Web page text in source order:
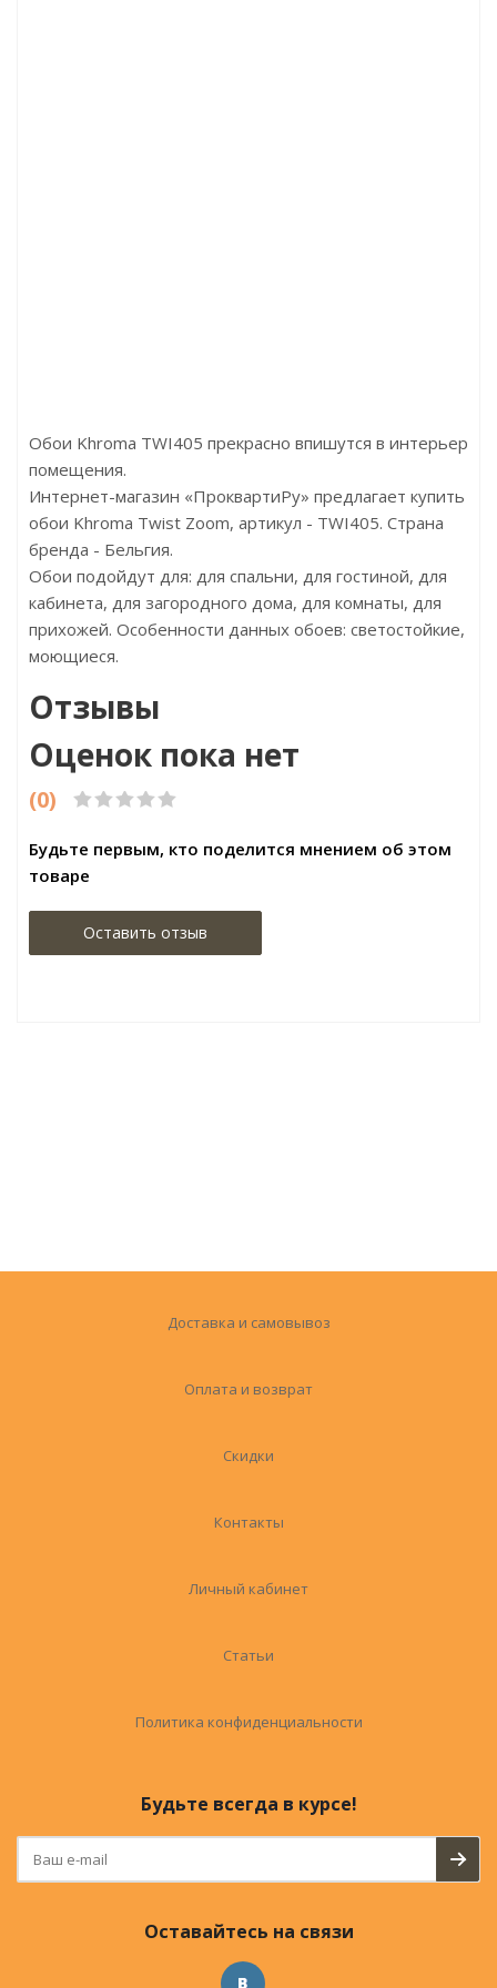
Обои Khroma TWI405 прекрасно впишутся в интерьер
помещения.
Интернет-магазин «ПроквартиРу» предлагает купить
обои Khroma Twist Zoom, артикул - TWI405. Страна
бренда - Бельгия.
Обои подойдут для: для спальни, для гостиной, для
кабинета, для загородного дома, для комнаты, для
прихожей. Особенности данных обоев: светостойкие,
моющиеся.
Отзывы
Оценок пока нет
(0)
Будьте первым, кто поделится мнением об этом
товаре
Оставить отзыв
Доставка и самовывоз
Оплата и возврат
Скидки
Контакты
Личный кабинет
Статьи
Политика конфиденциальности
Будьте всегда в курсе!
Оставайтесь на связи